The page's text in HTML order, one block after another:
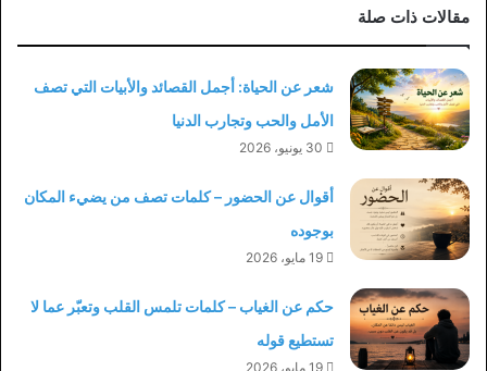
مقالات ذات صلة
شعر عن الحياة: أجمل القصائد والأبيات التي تصف
الأمل والحب وتجارب الدنيا
30 يونيو، 2026
أقوال عن الحضور – كلمات تصف من يضيء المكان
بوجوده
19 مايو، 2026
حكم عن الغياب – كلمات تلمس القلب وتعبّر عما لا
تستطيع قوله
19 مايو، 2026